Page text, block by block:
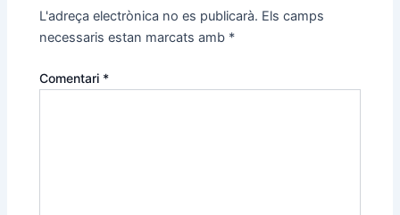
L'adreça electrònica no es publicarà. Els camps
necessaris estan marcats amb *
Comentari *